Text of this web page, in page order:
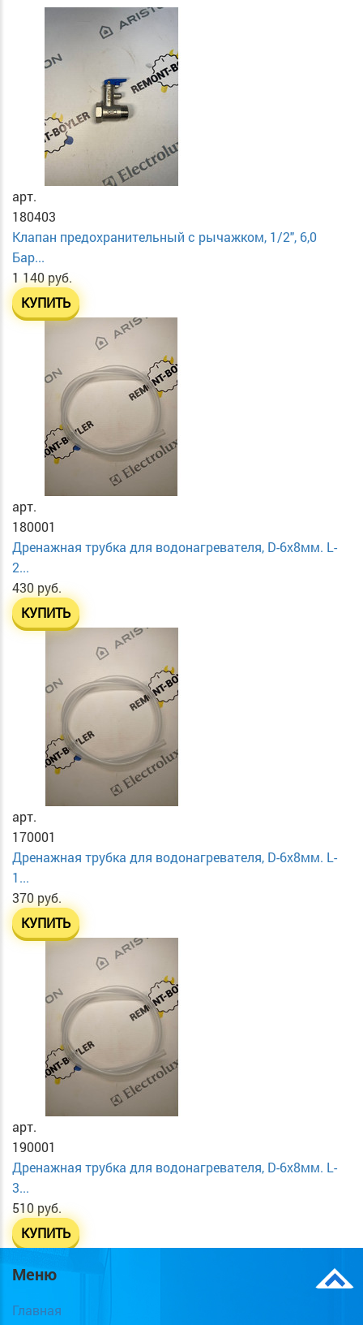
арт.
180403
Клапан предохранительный с рычажком, 1/2", 6,0
Бар...
1 140 руб.
КУПИТЬ
арт.
180001
Дренажная трубка для водонагревателя, D-6х8мм. L-
2...
430 руб.
КУПИТЬ
арт.
170001
Дренажная трубка для водонагревателя, D-6х8мм. L-
1...
370 руб.
КУПИТЬ
арт.
190001
Дренажная трубка для водонагревателя, D-6х8мм. L-
3...
510 руб.
КУПИТЬ
Меню
Главная